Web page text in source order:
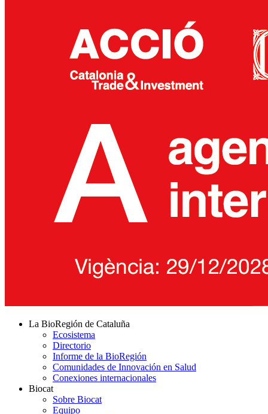
La BioRegión de Cataluña
Ecosistema
Directorio
Informe de la BioRegión
Comunidades de Innovación en Salud
Conexiones internacionales
Biocat
Sobre Biocat
Equipo